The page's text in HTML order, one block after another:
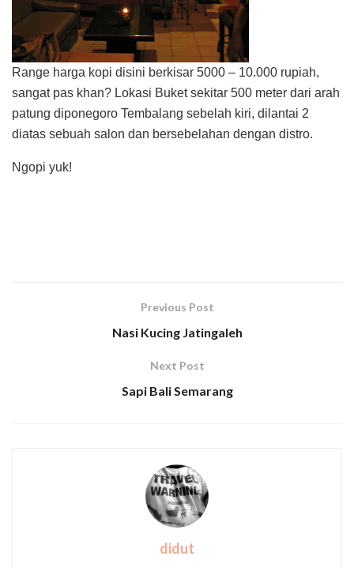
Range harga kopi disini berkisar 5000 – 10.000 rupiah,
sangat pas khan? Lokasi Buket sekitar 500 meter dari arah
patung diponegoro Tembalang sebelah kiri, dilantai 2
diatas sebuah salon dan bersebelahan dengan distro.
Ngopi yuk!
Previous Post
Nasi Kucing Jatingaleh
Next Post
Sapi Bali Semarang
didut